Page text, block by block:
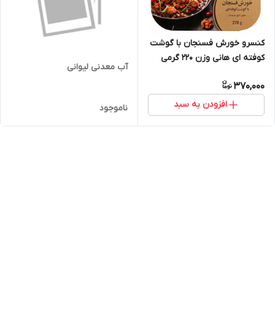
کنسرو خورش فسنجان با گوشت
کوفته ای هانی وزن 220 گرمی
370,000
افزودن به سبد
آب معدنی لیوانی
ناموجود